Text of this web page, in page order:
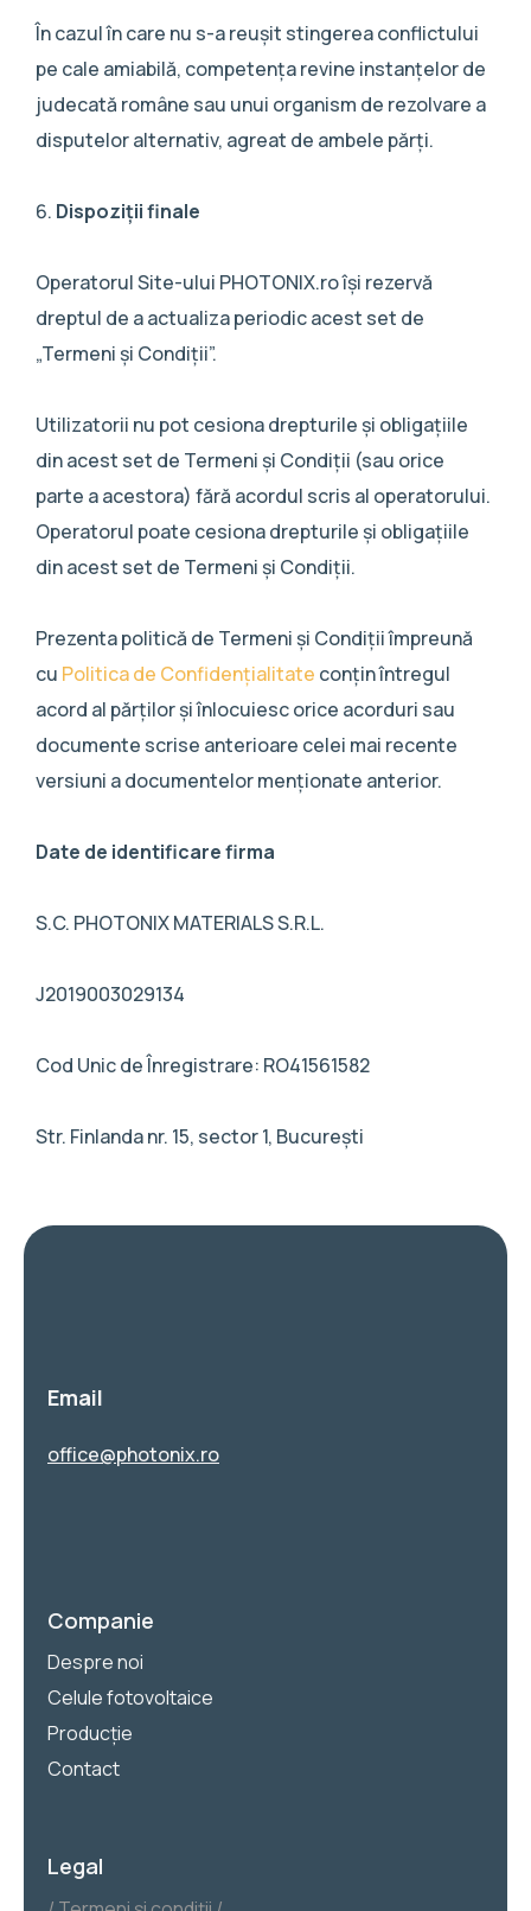
În cazul în care nu s-a reușit stingerea conflictului
pe cale amiabilă, competența revine instanțelor de
judecată române sau unui organism de rezolvare a
disputelor alternativ, agreat de ambele părți.
Dispoziții finale
Operatorul Site-ului PHOTONIX.ro își rezervă
dreptul de a actualiza periodic acest set de
„Termeni și Condiții”.
Utilizatorii nu pot cesiona drepturile și obligațiile
din acest set de Termeni și Condiții (sau orice
parte a acestora) fără acordul scris al operatorului.
Operatorul poate cesiona drepturile și obligațiile
din acest set de Termeni și Condiții.
Prezenta politică de Termeni și Condiții împreună
cu Politica de Confidențialitate conțin întregul
acord al părților și înlocuiesc orice acorduri sau
documente scrise anterioare celei mai recente
versiuni a documentelor menționate anterior.
Date de identificare firma
S.C. PHOTONIX MATERIALS S.R.L.
J2019003029134
Cod Unic de Înregistrare: RO41561582
Str. Finlanda nr. 15, sector 1, București
Email
office@photonix.ro
Companie
Despre noi
Celule fotovoltaice
Producție
Contact
Legal